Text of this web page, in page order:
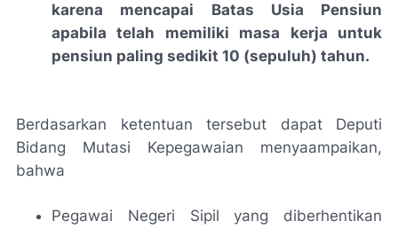
karena mencapai Batas Usia Pensiun
apabila telah memiliki masa kerja untuk
pensiun paling sedikit 10 (sepuluh) tahun.
Berdasarkan ketentuan tersebut dapat Deputi
Bidang Mutasi Kepegawaian menyaampaikan,
bahwa
Pegawai Negeri Sipil yang diberhentikan